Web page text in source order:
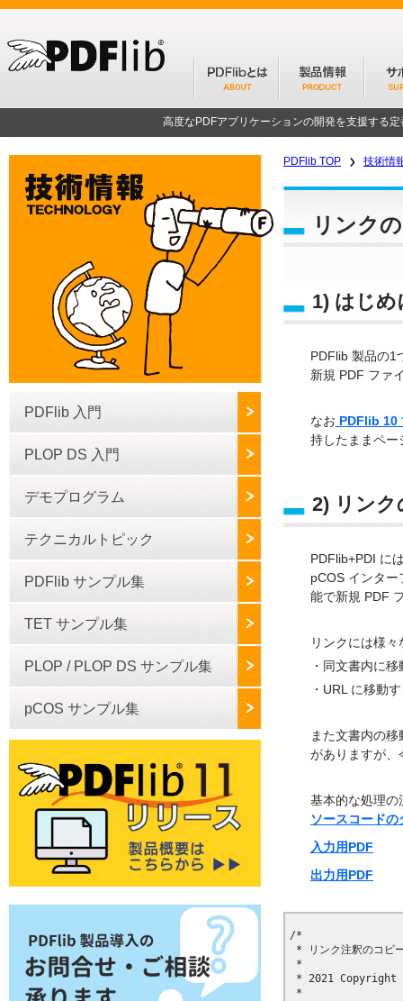
高度なPDFアプリケーションの開発を支援する
PDFlib 入門
PLOP DS 入門
デモプログラム
テクニカルトピック
PDFlib サンプル集
TET サンプル集
PLOP / PLOP DS サンプル集
pCOS サンプル集
PDFlib TOP 技術情
リンク
1) はじめ
PDFlib 製品の1
新規 PDF ファ
なお PDFlib 10
持したままペー
2) リンク
PDFlib+PDI に
pCOS インタ
能で新規 PDF
リンクには様
・同文書内に
・URL に移動
また文書内の
がありますが、
基本的な処理の
ソースコード
入力用PDF
出力用PDF